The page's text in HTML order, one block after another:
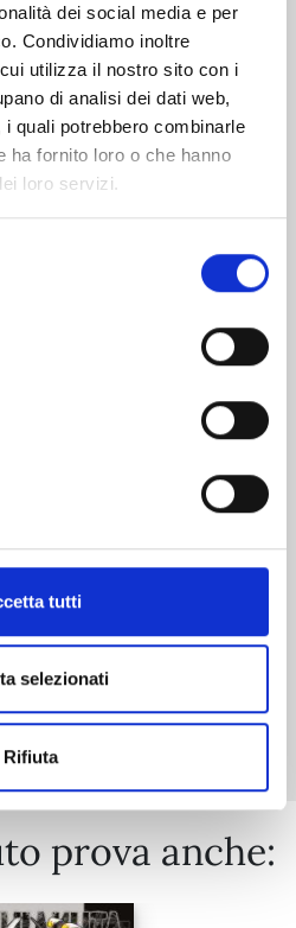
dei social media e per
Condividiamo inoltre
utilizza il nostro sito con i
di analisi dei dati web,
quali potrebbero combinarle
ha fornito loro o che hanno
loro servizi.
tutti
selezionati
Rifiuta
serie
BALLROOM n. 12
prova anche: